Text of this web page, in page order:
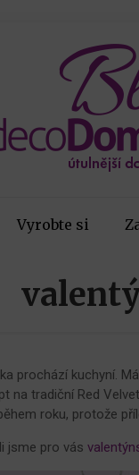
Vyrobte si
prochází kuchyní.
na tradiční Red
roku, protože
jsme pro vás